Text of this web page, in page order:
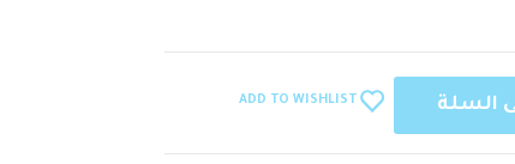
السلة ADD TO WISHLIST